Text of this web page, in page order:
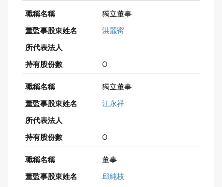
獨立董事
洪麗寗
0
獨立董事
江永祥
0
董事
邱純枝